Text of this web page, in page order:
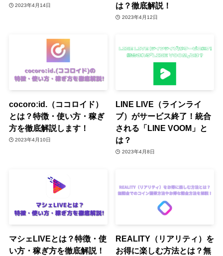
2023年4月14日
は？徹底解説！
2023年4月12日
cocoro:id.（ココロイド）
とは？特徴・使い方・稼ぎ
方を徹底解説します！
2023年4月10日
LINE LIVE（ラインライ
ブ）がサービス終了！統合
される「LINE VOOM」と
は？
2023年4月8日
マシェLIVEとは？特徴・使
い方・稼ぎ方を徹底解説！
REALITY（リアリティ）を
お得に楽しむ方法とは？無